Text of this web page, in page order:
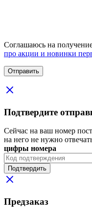
Соглашаюсь на
про акции и новинки
Подтвердите
Сейчас на ваш номер
на него не нужно
цифры номера
Подтвердить
Предзаказ